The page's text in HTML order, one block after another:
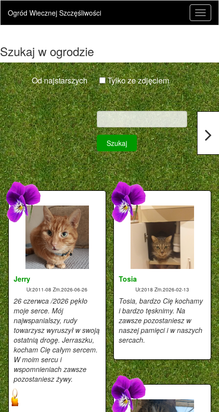
Ogród Wiecznej Szczęśliwości
Szukaj w ogrodzie
Od najstarszych Tylko ze zdjęciem
Szukaj
Jerry
Ur.2011-08 Zm.2026-06-26
26 czerwca /2026 pękło
moje serce. Mój
najwspanialszy, rudy
towarzysz wyruszył w swoją
ostatnią drogę. Jerraszku,
kocham Cię całym sercem.
W moim sercu i
wspomnieniach zawsze
pozostaniesz żywy.
Tosia
Ur.2018 Zm.2026-02-13
Tosia, bardzo Cię kochamy
i bardzo tęsknimy. Na
zawsze pozostaniesz w
naszej pamięci i w naszych
sercach.